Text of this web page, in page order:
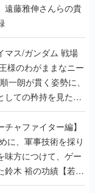
遠藤雅伸さんらの貴
ス/ガンダム 戦場
様のわがままなニー
一朗が貫く姿勢に、
しての矜持を見た
】
チャファイター編】
に、軍事技術を採り
味方につけて、ゲー
鈴木 裕の功績【若ゲ